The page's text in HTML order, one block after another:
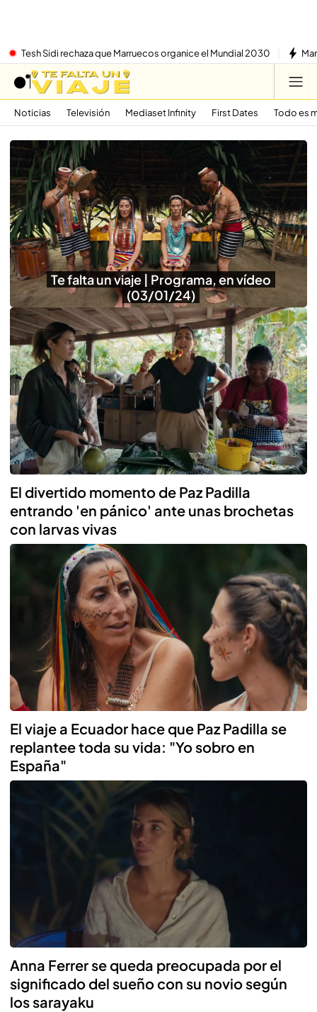
Tesh Sidi rechaza que Marruecos organice el Mundial 2030
Noticias Televisión Mediaset Infinity First Dates Todo es
Te falta un viaje | Programa, en vídeo
(03/01/24)
El divertido momento de Paz Padilla
entrando 'en pánico' ante unas brochetas
con larvas vivas
El viaje a Ecuador hace que Paz Padilla se
replantee toda su vida: "Yo sobro en
España"
Anna Ferrer se queda preocupada por el
significado del sueño con su novio según
los sarayaku